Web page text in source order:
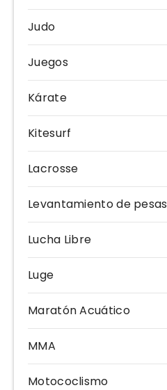
Judo
Juegos
Kárate
Kitesurf
Lacrosse
Levantamiento de pesas
Lucha Libre
Luge
Maratón Acuático
MMA
Motococlismo